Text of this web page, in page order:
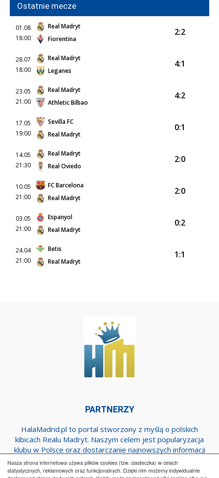
Nasza strona internetowa używa plików cookies (tzw. ciasteczka) w celach
statystycznych, reklamowych oraz funkcjonalnych. Dzięki nim możemy indywidualnie
Ostatnie mecze
01.08
18:00
Real Madryt
Fiorentina
2:2
28.07
18:00
Real Madryt
Leganes
4:1
23.05
21:00
Real Madryt
Athletic Bilbao
4:2
17.05
19:00
Sevilla FC
Real Madryt
0:1
14.05
21:30
Real Madryt
Real Oviedo
2:0
10.05
21:00
FC Barcelona
Real Madryt
2:0
03.05
21:00
Espanyol
Real Madryt
0:2
24.04
21:00
Betis
Real Madryt
1:1
PARTNERZY
HalaMadrid.pl to portal stworzony z myślą o polskich
kibicach Realu Madryt. Naszym celem jest popularyzacja
klubu w Polsce oraz dostarczanie najnowszych informacji
dotyczących zespołu z Estadio Santiago Bernabeu.